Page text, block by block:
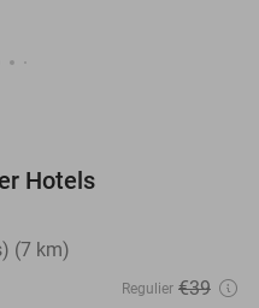
Hotels
(7 km)
Regulier €39